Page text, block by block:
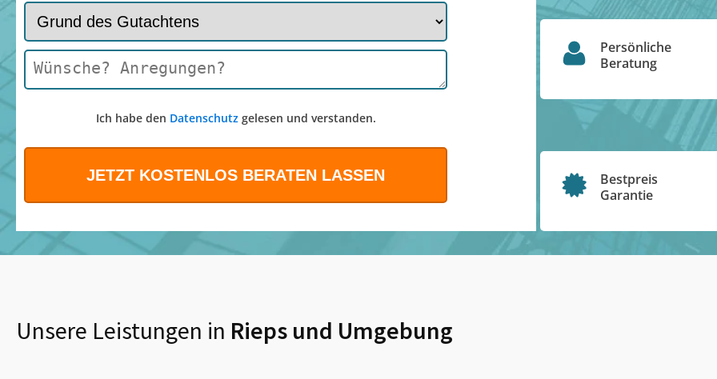
Ich habe den Datenschutzgelesen und verstanden.
Persönliche
Beratung
Bestpreis
Garantie
Unsere Leistungen in Rieps und Umgebung